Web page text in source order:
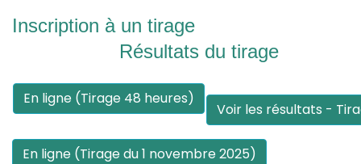
Inscription à un tirage
Résultats du tirage
En ligne (Tirage 48 heures)
Voir les résultats -
En ligne (Tirage du 1 novembre 2025)